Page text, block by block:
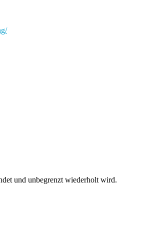
und unbegrenzt wiederholt wird.